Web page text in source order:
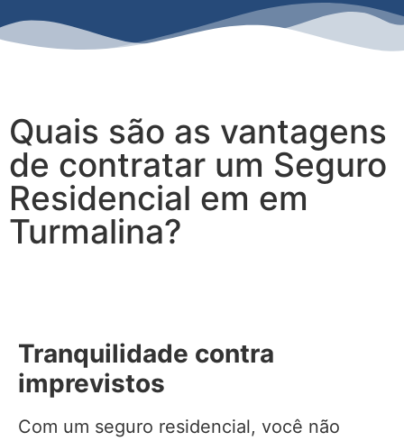
Quais são as vantagens
de contratar um Seguro
Residencial em em
Turmalina?
Tranquilidade contra
imprevistos
Com um seguro residencial, você não